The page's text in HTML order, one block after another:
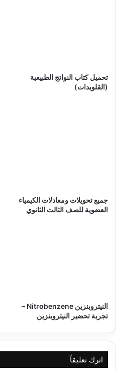
تحميل كتاب النواتج الطبيعية
(القلويدات)
جميع تحويلات ومعادلات الكيمياء
العضوية للصف الثالث الثانوي
النيتروبنزين Nitrobenzene –
تجربة تحضير النيتروبنزين
اترك تعليقاً